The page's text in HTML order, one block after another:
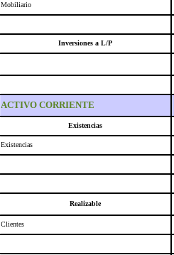
Mobiliario
Inversiones a L/P
ACTIVO CORRIENTE
Existencias
Existencias
Realizable
Clientes